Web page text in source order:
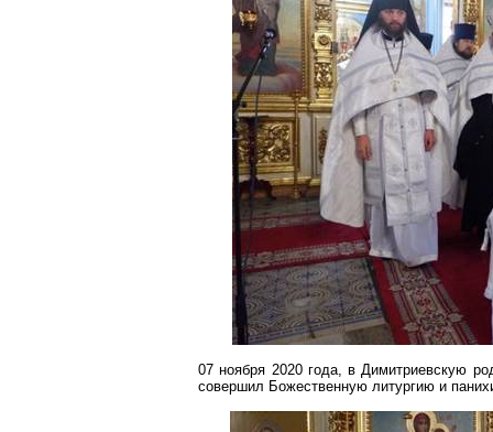
07 ноября 2020 года, вДимитриевскую
совершил Божественную литургию и